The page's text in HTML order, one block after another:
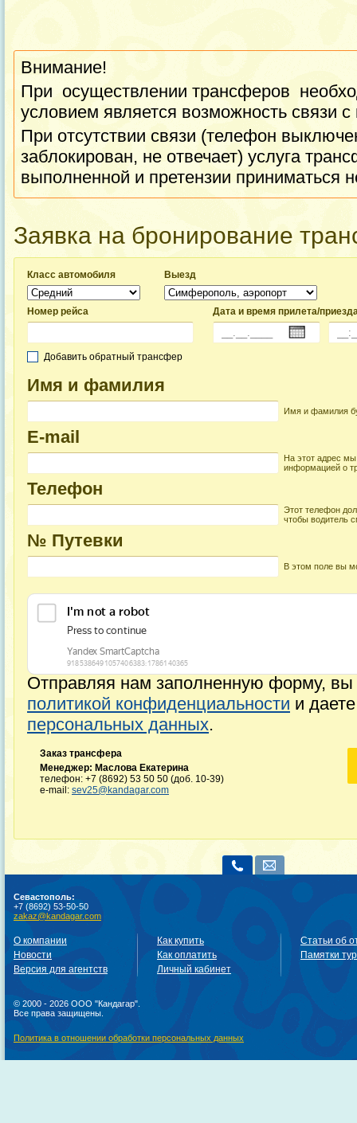
Внимание!
При осуществлении трансферов
условием является возможность связи
При отсутствии связи (телефон
заблокирован, не отвечает) услуга
выполненной и претензии приниматься
Заявка на бронирование
Класс автомобиля Выезд
Номер рейса Дата и время прилета/
Добавить обратный трансфер
Имя и фамилия
Имя и фамилия
E-mail
На этот адрес
информацией о
Телефон
Этот телефон
чтобы водитель
№ Путевки
В этом поле вы
Отправляя нам заполненную форму, вы
политикой конфиденциальности и
персональных данных.
Заказ трансфера
Менеджер: Маслова Екатерина
телефон: +7 (8692) 53 50 50 (доб. 10-39)
e-mail: sev25@kandagar.com
Севастополь:
+7 (8692) 53-50-50
zakaz@kandagar.com
О компании
Новости
Версия для агентств
Как купить
Как оплатить
Личный кабинет
Статьи об
Памятки
© 2000 - 2026 ООО "Кандагар".
Все права защищены.
Политика в отношении обработки персональных данных